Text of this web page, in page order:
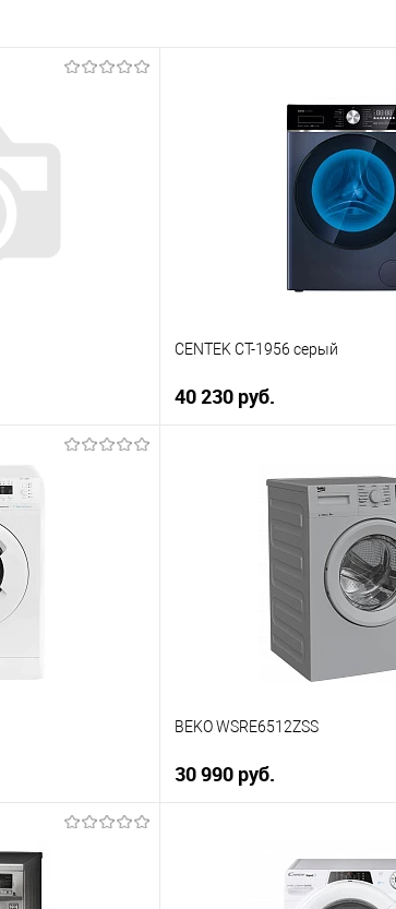
CENTEK CT-1956 серый
40 230 руб.
Купить в 1 клик
К сравнению
В избранное
BEKO WSRE6512ZSS
30 990 руб.
Купить в 1 клик